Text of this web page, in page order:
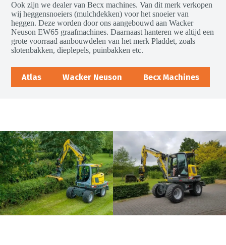
Ook zijn we dealer van Becx machines. Van dit merk verkopen
wij heggensnoeiers (mulchdekken) voor het snoeier van
heggen. Deze worden door ons aangebouwd aan Wacker
Neuson EW65 graafmachines. Daarnaast hanteren we altijd een
grote voorraad aanbouwdelen van het merk Pladdet, zoals
slotenbakken, dieplepels, puinbakken etc.
Atlas Wacker Neuson Becx Machines